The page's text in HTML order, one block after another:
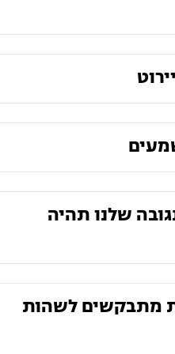
שלנו תהיה
מתבקשים לשהות